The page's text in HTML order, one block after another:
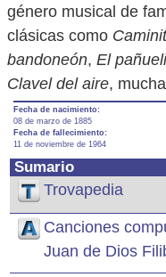
género musical de
clásicas como
bandoneón, El
Clavel del aire,
Fecha de nacimiento:
08 de marzo de 1885
Fecha de fallecimiento:
11 de noviembre de 1964
Sumario
Trovapedia
Canciones
Juan de Dios